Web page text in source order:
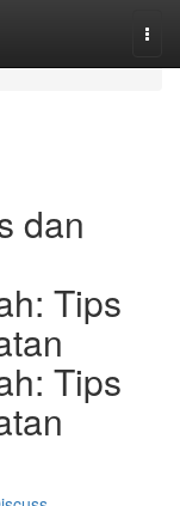
dan
Tips
Tips